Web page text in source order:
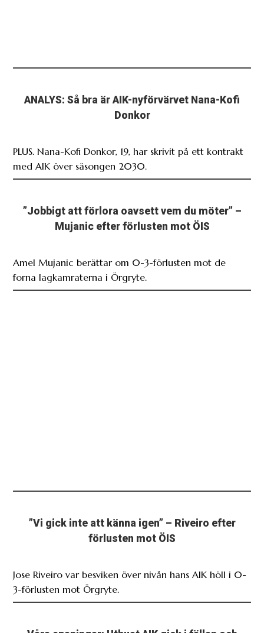
ANALYS: Så bra är AIK-nyförvärvet Nana-Kofi
Donkor
PLUS. Nana-Kofi Donkor, 19, har skrivit på ett kontrakt
med AIK över säsongen 2030.
”Jobbigt att förlora oavsett vem du möter” –
Mujanic efter förlusten mot ÖIS
Amel Mujanic berättar om 0-3-förlusten mot de
forna lagkamraterna i Örgryte.
”Vi gick inte att känna igen” – Riveiro efter
förlusten mot ÖIS
Jose Riveiro var besviken över nivån hans AIK höll i 0-
3-förlusten mot Örgryte.